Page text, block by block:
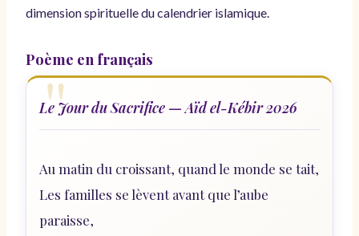
dimension spirituelle du calendrier islamique.
Poème en français
Le Jour du Sacrifice — Aïd el-Kébir 2026
Au matin du croissant, quand le monde se tait,
Les familles se lèvent avant que l’aube
paraisse,